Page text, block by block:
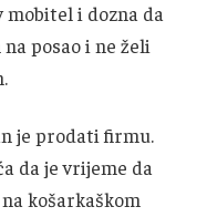
mobitel i dozna da
posao i ne želi
je prodati firmu.
da je vrijeme da
košarkaškom